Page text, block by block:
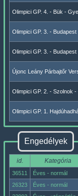
Olimpici GP. 4. - Bük -
Olimpici GP. 3. -
Olimpici GP. 3. -
Újonc Leány Párbajtőr
Olimpici GP. 2. - Szolnok
Olimpici GP. 1.
Engedélyek
id. Kategória
36511 Éves - normál
26323
Éves - normál